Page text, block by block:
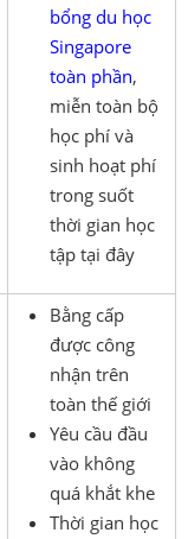
bổng du học
Singapore
toàn phần,
miễn toàn bộ
học phí và
sinh hoạt phí
trong suốt
thời gian học
tập tại đây
Bằng cấp
được công
nhận trên
toàn thế giới
Yêu cầu đầu
vào không
quá khắt khe
Thời gian học